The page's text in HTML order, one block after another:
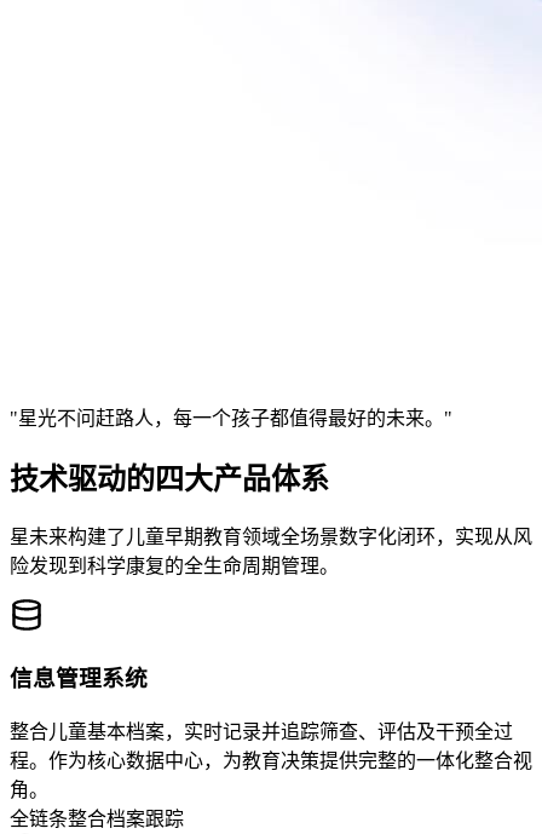
"星光不问赶路人，每一个孩子都值得最好的未来。"
技术驱动的四大产品体系
星未来构建了儿童早期教育领域全场景数字化闭环，实现从风
险发现到科学康复的全生命周期管理。
信息管理系统
整合儿童基本档案，实时记录并追踪筛查、评估及干预全过
程。作为核心数据中心，为教育决策提供完整的一体化整合视
角。
全链条整合档案跟踪